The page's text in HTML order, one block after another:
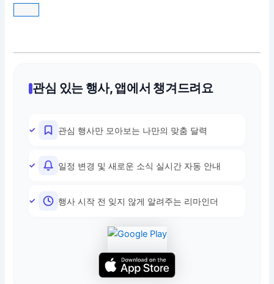
관심 있는 행사, 앱에서 챙겨드려요
관심 행사만 모아보는 나만의 맞춤 달력
일정 변경 및 새로운 소식 실시간 자동 안내
행사 시작 전 잊지 않게 알려주는 리마인더